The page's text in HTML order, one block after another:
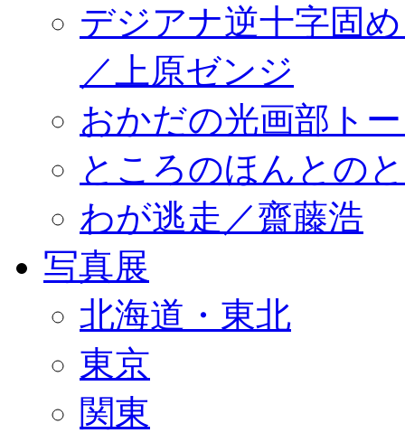
デジアナ逆十字固
／上原ゼンジ
おかだの光画部ト
ところのほんとの
わが逃走／齋藤浩
写真展
北海道・東北
東京
関東